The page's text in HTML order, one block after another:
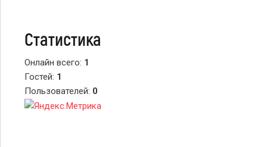
Статистика
Онлайн всего: 1
Гостей: 1
Пользователей: 0